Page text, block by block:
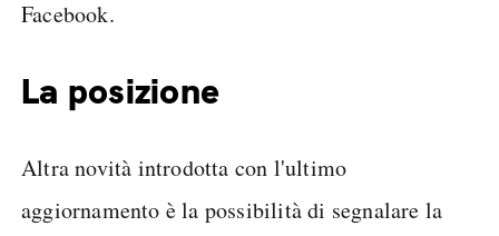
Facebook.
La posizione
Altra novità introdotta con l'ultimo
aggiornamento è la possibilità di segnalare la